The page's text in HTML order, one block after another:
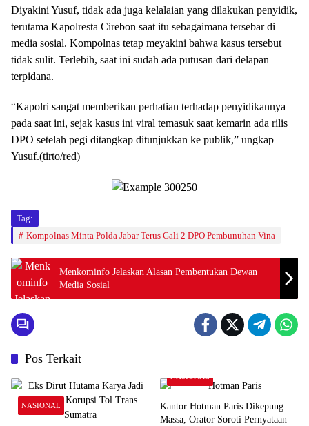
Diyakini Yusuf, tidak ada juga kelalaian yang dilakukan penyidik,
terutama Kapolresta Cirebon saat itu sebagaimana tersebar di
media sosial. Kompolnas tetap meyakini bahwa kasus tersebut
tidak sulit. Terlebih, saat ini sudah ada putusan dari delapan
terpidana.
“Kapolri sangat memberikan perhatian terhadap penyidikannya
pada saat ini, sejak kasus ini viral temasuk saat kemarin ada rilis
DPO setelah pegi ditangkap ditunjukkan ke publik,” ungkap
Yusuf.(tirto/red)
Tag:
Kompolnas Minta Polda Jabar Terus Gali 2 DPO Pembunuhan Vina
Menkominfo Jelaskan Alasan Pembentukan Dewan
Media Sosial
Pos Terkait
NASIONAL
Kantor Hotman Paris Dikepung
Massa, Orator Soroti Pernyataan